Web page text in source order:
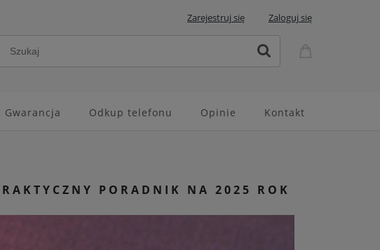
Zarejestruj się Zaloguj się
Gwarancja Odkup telefonu Opinie Kontakt
PORADNIK NA 2025 ROK